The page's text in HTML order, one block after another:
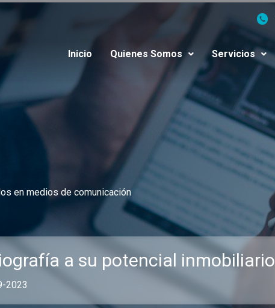
Inicio Quienes Somos Servicios
en medios de comunicación
a su potencial inmobiliario
2023